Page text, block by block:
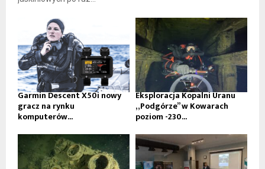
Garmin Descent X50i nowy
gracz na rynku
komputerów...
Eksploracja Kopalni Uranu
„Podgórze” w Kowarach
poziom -230...